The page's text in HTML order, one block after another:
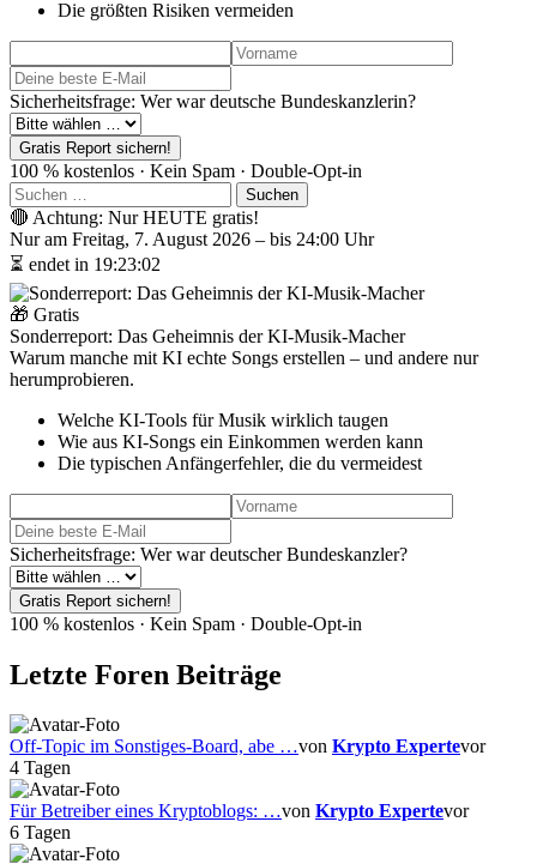
Die größten Risiken vermeiden
Sicherheitsfrage: Wer war deutsche Bundeskanzlerin?
Gratis Report sichern!
100 % kostenlos · Kein Spam · Double-Opt-in
Suchen
nach:
🔴 Achtung: Nur HEUTE gratis!
Nur am Freitag, 7. August 2026 – bis 24:00 Uhr
⏳ endet in 19:23:01
🎁 Gratis
Sonderreport: Das Geheimnis der KI-Musik-Macher
Warum manche mit KI echte Songs erstellen – und andere nur
herumprobieren.
Welche KI-Tools für Musik wirklich taugen
Wie aus KI-Songs ein Einkommen werden kann
Die typischen Anfängerfehler, die du vermeidest
Sicherheitsfrage: Wer war deutscher Bundeskanzler?
Gratis Report sichern!
100 % kostenlos · Kein Spam · Double-Opt-in
Letzte Foren Beiträge
Off-Topic im Sonstiges-Board, abe …von Krypto Expertevor
4 Tagen
Für Betreiber eines Kryptoblogs: …von Krypto Expertevor
6 Tagen